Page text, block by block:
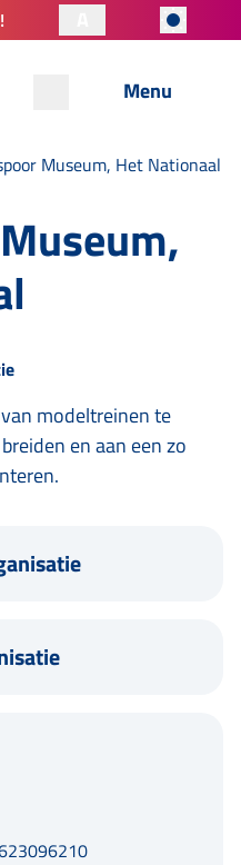
Menu
Museum, Het Nationaal
modeltreinen te
en aan een zo